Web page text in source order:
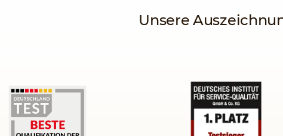
Unsere